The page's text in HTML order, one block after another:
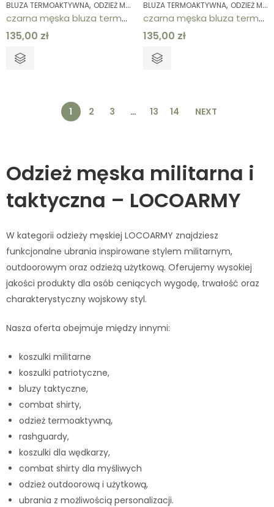
BLUZA TERMOAKTYWNA, ODZIEŻ MĘSKA ,ODZIEŻ TERMOAKTYWNA
czarna męska bluza termoaktywna
135,00 zł
BLUZA TERMOAKTYWNA, ODZIEŻ MĘSKA
czarna męska bluza termoaktywna
135,00 zł
1 2 3 … 13 14 NEXT
Odzież męska militarna i
taktyczna – LOCOARMY
W kategorii odzieży męskiej LOCOARMY znajdziesz
funkcjonalne ubrania inspirowane stylem militarnym,
outdoorowym oraz odzieżą użytkową. Oferujemy wysokiej
jakości produkty dla osób ceniących wygodę, trwałość oraz
charakterystyczny wojskowy styl.
Nasza oferta obejmuje między innymi:
koszulki militarne
koszulki patriotyczne,
bluzy taktyczne,
combat shirty,
odzież termoaktywną,
rashguardy,
koszulki dla wędkarzy,
combat shirty dla myśliwych
odzież outdoorową i użytkową,
ubrania z możliwością personalizacji.